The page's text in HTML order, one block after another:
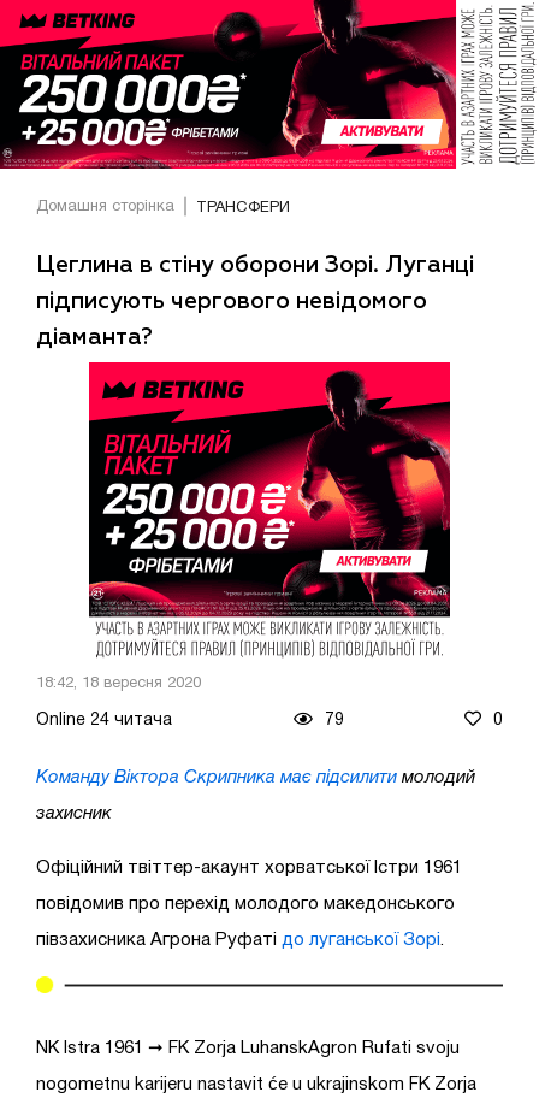
Домашня сторінка ТРАНСФЕРИ
Цеглина в стіну оборони Зорі. Луганці
підписують чергового невідомого
діаманта?
18:42, 18 вересня 2020
Online 24 читача 79 0
Команду Віктора Скрипника має підсилити молодий
захисник
Офіційний твіттер-акаунт хорватської Істри 1961
повідомив про перехід молодого македонського
півзахисника Агрона Руфаті до луганської Зорі
NK Istra 1961 ➞ FK Zorja LuhanskAgron Rufati svoju
nogometnu karijeru nastavit će u ukrajinskom FK Zorja